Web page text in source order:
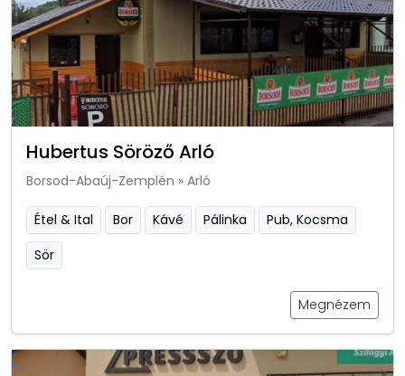
Hubertus Söröző Arló
Borsod-Abaúj-Zemplén » Arló
Étel & Ital Bor Kávé Pálinka
Pub, Kocsma
Sör
Megnézem